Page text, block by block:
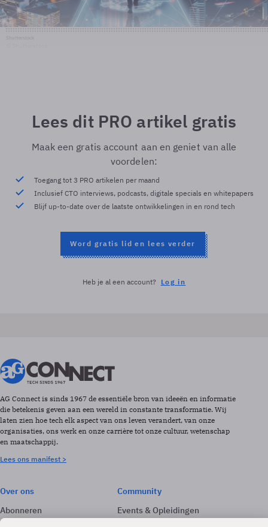
Lees dit PRO artikel gratis
Maak een gratis account aan en geniet van alle
voordelen:
Toegang tot 3 PRO artikelen per maand
Inclusief CTO interviews, podcasts, digitale specials en whitepapers
Blijf up-to-date over de laatste ontwikkelingen in en rond tech
Word gratis lid en lees verder
Heb je al een account? Log in
AG Connect is sinds 1967 de essentiële bron van ideeën en informatie
die betekenis geven aan een wereld in constante transformatie. Wij
laten zien hoe tech elk aspect van ons leven verandert, van onze
organisaties, ons werk en onze carrière tot onze cultuur, wetenschap
en maatschappij.
Lees ons manifest >
Over ons
Abonneren
Adverteren
Community
Events & Opleidingen